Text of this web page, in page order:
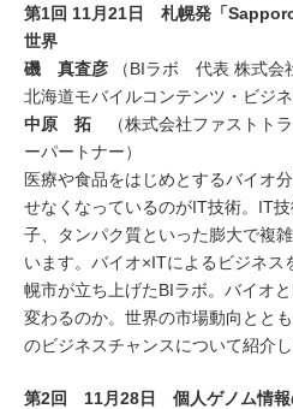
第1回 11月21日 札幌発「
世界
磯 真査彦 （BIラボ 代表 株式会
北海道モバイルコンテンツ・ビジ
中原 拓 （株式会社ファストト
ーパートナー）
医療や食品をはじめとするバイオ
せなくなっているのがIT技術。IT
子、タンパク質といった膨大で複
います。バイオ×ITによるビジネス
幌市が立ち上げたBIラボ。バイオ
変わるのか。世界の市場動向とと
のビジネスチャンスについて紹介し
第2回 11月28日 個人ゲノム情報